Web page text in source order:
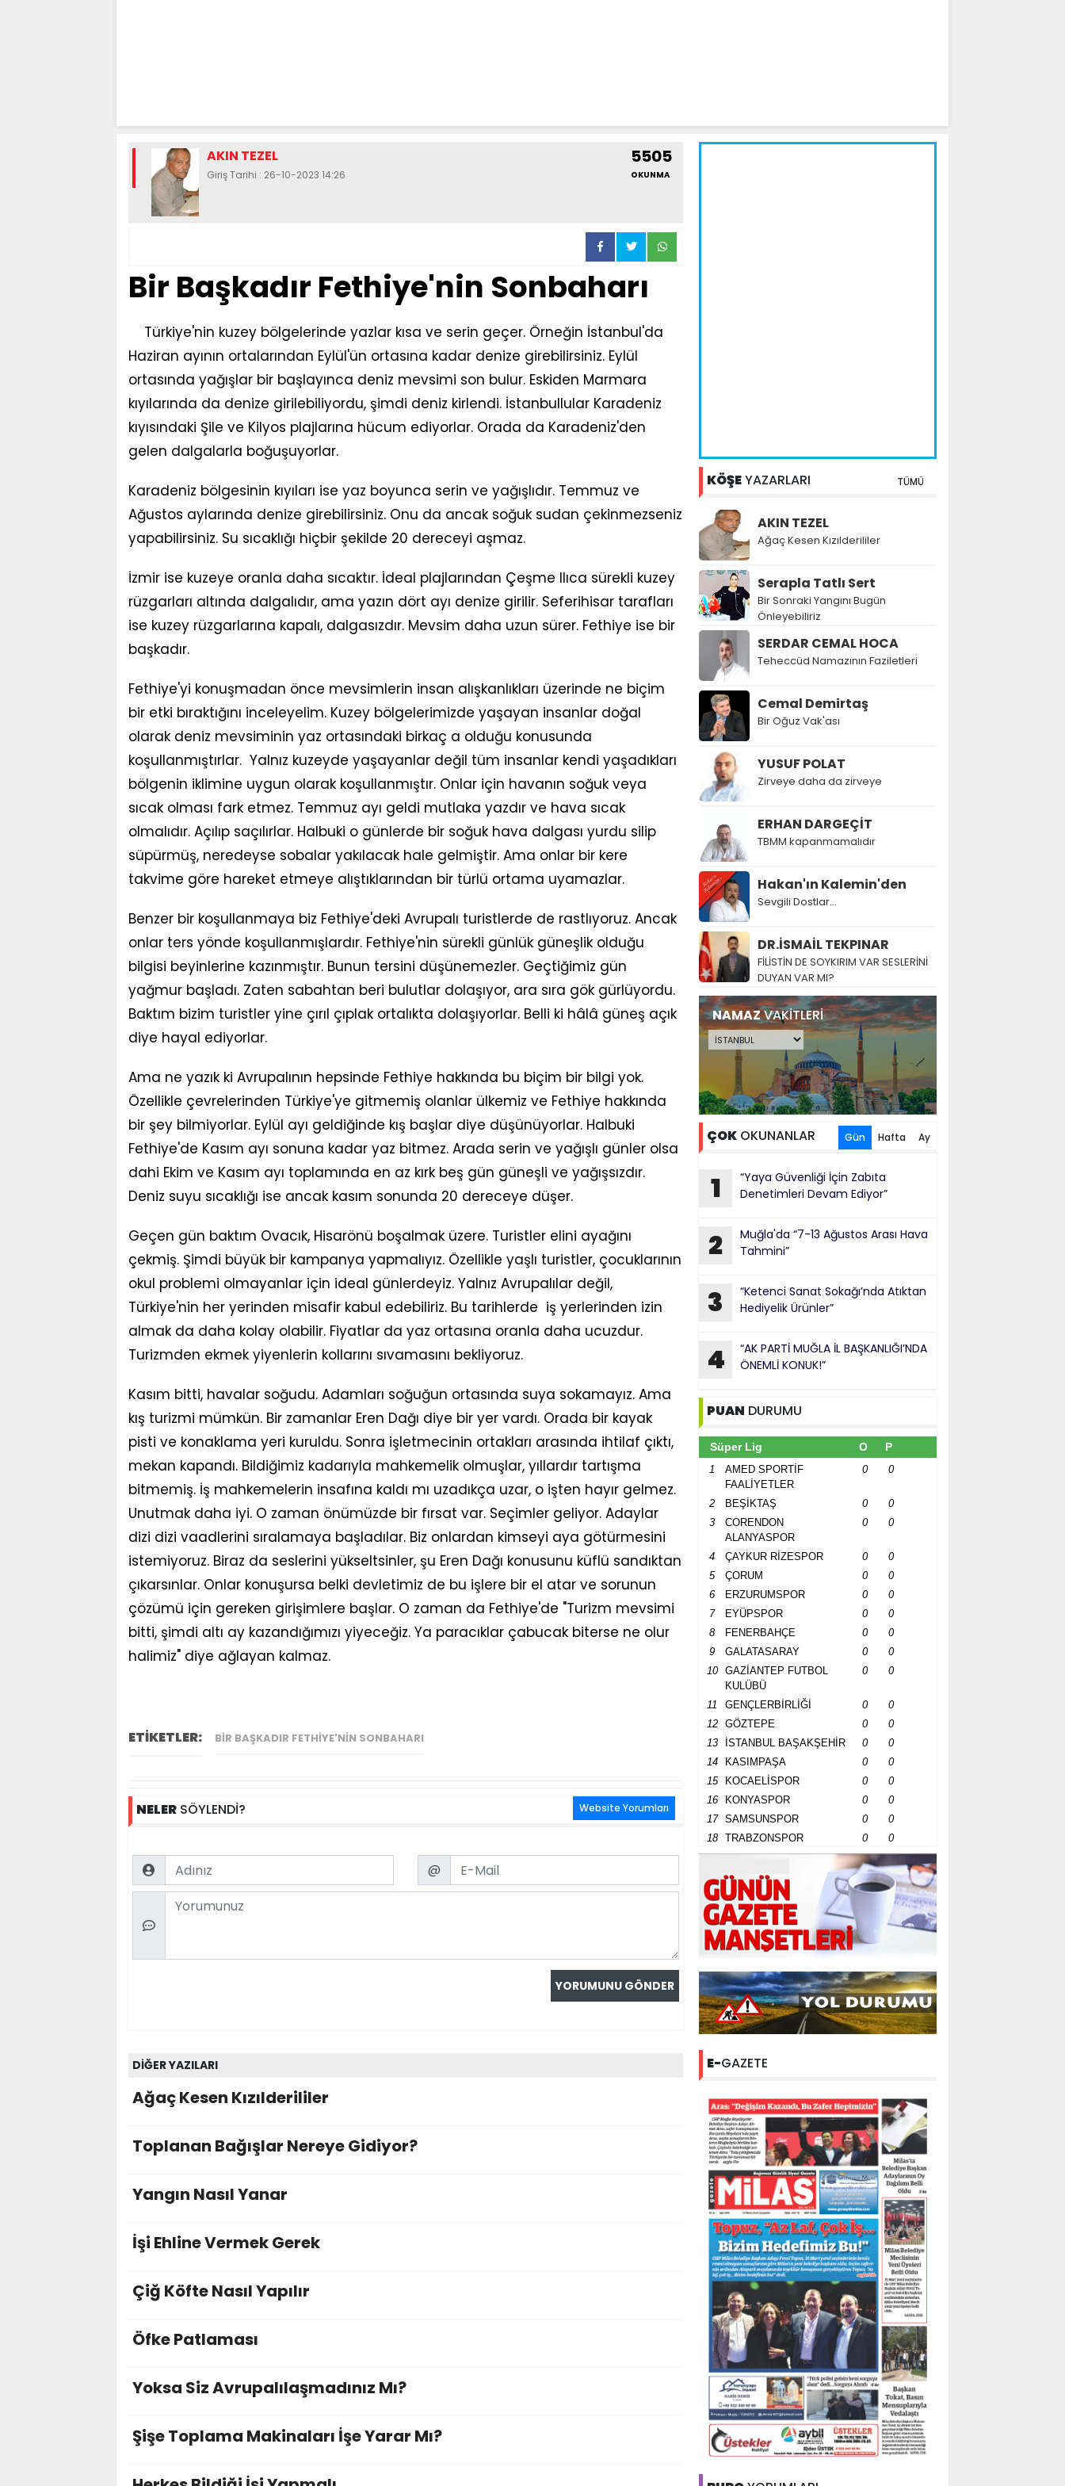
AKIN TEZEL
Giriş Tarihi : 26-10-2023 14:26
5505
OKUNMA
Bir Başkadır Fethiye'nin Sonbaharı
Türkiye'nin kuzey bölgelerinde yazlar kısa ve serin geçer. Örneğin İstanbul'da
Haziran ayının ortalarından Eylül'ün ortasına kadar denize girebilirsiniz. Eylül
ortasında yağışlar bir başlayınca deniz mevsimi son bulur. Eskiden Marmara
kıyılarında da denize girilebiliyordu, şimdi deniz kirlendi. İstanbullular Karadeniz
kıyısındaki Şile ve Kilyos plajlarına hücum ediyorlar. Orada da Karadeniz'den
gelen dalgalarla boğuşuyorlar.
Karadeniz bölgesinin kıyıları ise yaz boyunca serin ve yağışlıdır. Temmuz ve
Ağustos aylarında denize girebilirsiniz. Onu da ancak soğuk sudan çekinmezseniz
yapabilirsiniz. Su sıcaklığı hiçbir şekilde 20 dereceyi aşmaz.
İzmir ise kuzeye oranla daha sıcaktır. İdeal plajlarından Çeşme Ilıca sürekli kuzey
rüzgarları altında dalgalıdır, ama yazın dört ayı denize girilir. Seferihisar tarafları
ise kuzey rüzgarlarına kapalı, dalgasızdır. Mevsim daha uzun sürer. Fethiye ise bir
başkadır.
Fethiye'yi konuşmadan önce mevsimlerin insan alışkanlıkları üzerinde ne biçim
bir etki bıraktığını inceleyelim. Kuzey bölgelerimizde yaşayan insanlar doğal
olarak deniz mevsiminin yaz ortasındaki birkaç a olduğu konusunda
koşullanmıştırlar. Yalnız kuzeyde yaşayanlar değil tüm insanlar kendi yaşadıkları
bölgenin iklimine uygun olarak koşullanmıştır. Onlar için havanın soğuk veya
sıcak olması fark etmez. Temmuz ayı geldi mutlaka yazdır ve hava sıcak
olmalıdır. Açılıp saçılırlar. Halbuki o günlerde bir soğuk hava dalgası yurdu silip
süpürmüş, neredeyse sobalar yakılacak hale gelmiştir. Ama onlar bir kere
takvime göre hareket etmeye alıştıklarından bir türlü ortama uyamazlar.
Benzer bir koşullanmaya biz Fethiye'deki Avrupalı turistlerde de rastlıyoruz. Ancak
onlar ters yönde koşullanmışlardır. Fethiye'nin sürekli günlük güneşlik olduğu
bilgisi beyinlerine kazınmıştır. Bunun tersini düşünemezler. Geçtiğimiz gün
yağmur başladı. Zaten sabahtan beri bulutlar dolaşıyor, ara sıra gök gürlüyordu.
Baktım bizim turistler yine çırıl çıplak ortalıkta dolaşıyorlar. Belli ki hâlâ güneş açık
diye hayal ediyorlar.
Ama ne yazık ki Avrupalının hepsinde Fethiye hakkında bu biçim bir bilgi yok.
Özellikle çevrelerinden Türkiye'ye gitmemiş olanlar ülkemiz ve Fethiye hakkında
bir şey bilmiyorlar. Eylül ayı geldiğinde kış başlar diye düşünüyorlar. Halbuki
Fethiye'de Kasım ayı sonuna kadar yaz bitmez. Arada serin ve yağışlı günler olsa
dahi Ekim ve Kasım ayı toplamında en az kırk beş gün güneşli ve yağışsızdır.
Deniz suyu sıcaklığı ise ancak kasım sonunda 20 dereceye düşer.
Geçen gün baktım Ovacık, Hisarönü boşalmak üzere. Turistler elini ayağını
çekmiş. Şimdi büyük bir kampanya yapmalıyız. Özellikle yaşlı turistler, çocuklarının
okul problemi olmayanlar için ideal günlerdeyiz. Yalnız Avrupalılar değil,
Türkiye'nin her yerinden misafir kabul edebiliriz. Bu tarihlerde iş yerlerinden izin
almak da daha kolay olabilir. Fiyatlar da yaz ortasına oranla daha ucuzdur.
Turizmden ekmek yiyenlerin kollarını sıvamasını bekliyoruz.
Kasım bitti, havalar soğudu. Adamları soğuğun ortasında suya sokamayız. Ama
kış turizmi mümkün. Bir zamanlar Eren Dağı diye bir yer vardı. Orada bir kayak
pisti ve konaklama yeri kuruldu. Sonra işletmecinin ortakları arasında ihtilaf çıktı,
mekan kapandı. Bildiğimiz kadarıyla mahkemelik olmuşlar, yıllardır tartışma
bitmemiş. İş mahkemelerin insafına kaldı mı uzadıkça uzar, o işten hayır gelmez.
Unutmak daha iyi. O zaman önümüzde bir fırsat var. Seçimler geliyor. Adaylar
dizi dizi vaadlerini sıralamaya başladılar. Biz onlardan kimseyi aya götürmesini
istemiyoruz. Biraz da seslerini yükseltsinler, şu Eren Dağı konusunu küflü sandıktan
çıkarsınlar. Onlar konuşursa belki devletimiz de bu işlere bir el atar ve sorunun
çözümü için gereken girişimlere başlar. O zaman da Fethiye'de "Turizm mevsimi
bitti, şimdi altı ay kazandığımızı yiyeceğiz. Ya paracıklar çabucak biterse ne olur
halimiz" diye ağlayan kalmaz.
ETİKETLER: BIR BAŞKADIR FETHIYE'NIN SONBAHARI
NELER SÖYLENDİ? Website Yorumları
Name Email
@
Comment
DİĞER YAZILARI
Ağaç Kesen Kızılderililer
Toplanan Bağışlar Nereye Gidiyor?
Yangın Nasıl Yanar
İşi Ehline Vermek Gerek
Çiğ Köfte Nasıl Yapılır
Öfke Patlaması
Yoksa Siz Avrupalılaşmadınız Mı?
Şişe Toplama Makinaları İşe Yarar Mı?
KÖŞEYAZARLARI TÜMÜ
AKIN TEZEL
Ağaç Kesen Kızılderililer
Serapla Tatlı Sert
Bir Sonraki Yangını Bugün
Önleyebiliriz
SERDAR CEMAL HOCA
Teheccüd Namazının Faziletleri
Cemal Demirtaş
Bir Oğuz Vak'ası
YUSUF POLAT
Zirveye daha da zirveye
ERHAN DARGEÇİT
TBMM kapanmamalıdır
Hakan'ın Kalemin'den
Sevgili Dostlar...
DR.İSMAİL TEKPINAR
FİLİSTİN DE SOYKIRIM VAR SESLERİNİ
DUYAN VAR MI?
NAMAZVAKİTLERİ
ÇOK OKUNANLAR Gün Hafta Ay
1
“Yaya Güvenliği İçin Zabıta
Denetimleri Devam Ediyor”
2
Muğla'da “7-13 Ağustos Arası Hava
Tahmini”
3
“Ketenci Sanat Sokağı’nda Atıktan
Hediyelik Ürünler”
4
“AK PARTİ MUĞLA İL BAŞKANLIĞI’NDA
ÖNEMLİ KONUK!”
PUAN DURUMU
Süper Lig O P
1
AMED SPORTİF
FAALİYETLER
0 0
2 BEŞİKTAŞ 0
0
3
CORENDON
ALANYASPOR
0 0
4 ÇAYKUR RİZESPOR 0
0
5
ÇORUM 0
0
6
ERZURUMSPOR 0
0
7
EYÜPSPOR 0
0
8
FENERBAHÇE 0
0
9
GALATASARAY 0
0
10
GAZİANTEP FUTBOL
KULÜBÜ
0 0
11 GENÇLERBİRLİĞİ 0
0
12
GÖZTEPE 0
0
13
İSTANBUL BAŞAKŞEHİR 0
0
14
KASIMPAŞA 0
0
15
KOCAELİSPOR 0
0
16
KONYASPOR 0
0
17
SAMSUNSPOR 0
0
18
TRABZONSPOR 0 0
E-GAZETE